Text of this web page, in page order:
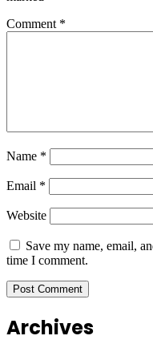
Comment *
Name *
Email *
Website
Save my name, email,
time I comment.
Archives